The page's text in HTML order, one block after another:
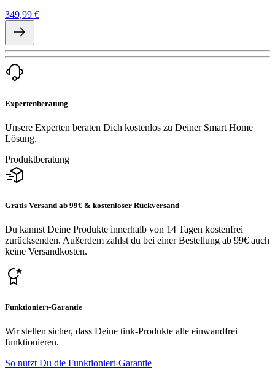
349,99 €
Expertenberatung
Unsere Experten beraten Dich kostenlos zu Deiner Smart Home
Lösung.
Produktberatung
Gratis Versand ab 99€ & kostenloser Rückversand
Du kannst Deine Produkte innerhalb von 14 Tagen kostenfrei
zurücksenden. Außerdem zahlst du bei einer Bestellung ab 99€ auch
keine Versandkosten.
Funktioniert-Garantie
Wir stellen sicher, dass Deine tink-Produkte alle einwandfrei
funktionieren.
So nutzt Du die Funktioniert-Garantie